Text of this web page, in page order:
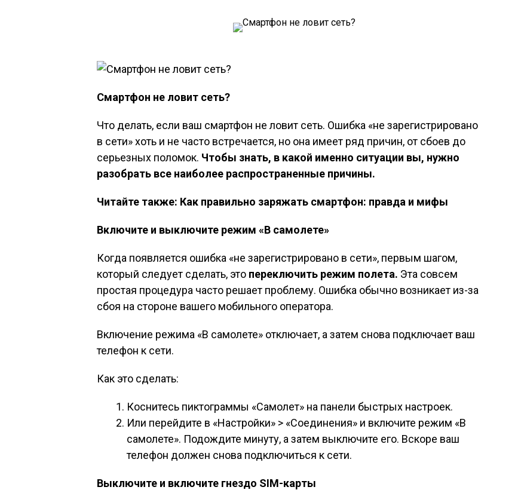
Смартфон не ловит сеть?
Что делать, если ваш смартфон не ловит сеть. Ошибка «не зарегистрировано
в сети» хоть и не часто встречается, но она имеет ряд причин, от сбоев до
серьезных поломок. Чтобы знать, в какой именно ситуации вы, нужно
разобрать все наиболее распространенные причины.
Читайте также: Как правильно заряжать смартфон: правда и мифы
Включите и выключите режим «В самолете»
Когда появляется ошибка «не зарегистрировано в сети», первым шагом,
который следует сделать, это переключить режим полета. Эта совсем
простая процедура часто решает проблему. Ошибка обычно возникает из-за
сбоя на стороне вашего мобильного оператора.
Включение режима «В самолете» отключает, а затем снова подключает ваш
телефон к сети.
Как это сделать:
Коснитесь пиктограммы «Самолет» на панели быстрых настроек.
Или перейдите в «Настройки» > «Соединения» и включите режим «В
самолете». Подождите минуту, а затем выключите его. Вскоре ваш
телефон должен снова подключиться к сети.
Выключите и включите гнездо SIM-карты